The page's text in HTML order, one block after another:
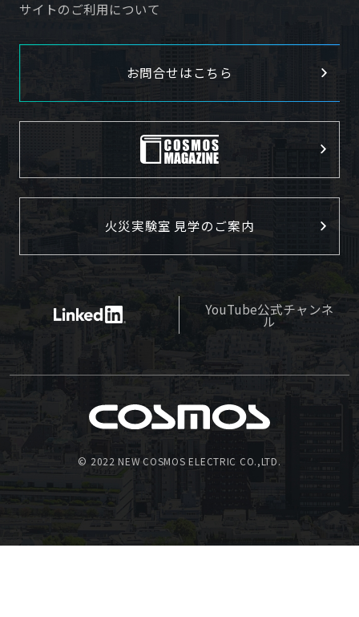
サイトのご利用について
お問合せはこちら
火災実験室 見学のご案内
YouTube公式チャンネ
ル
© 2022 NEW COSMOS ELECTRIC CO.,LTD.